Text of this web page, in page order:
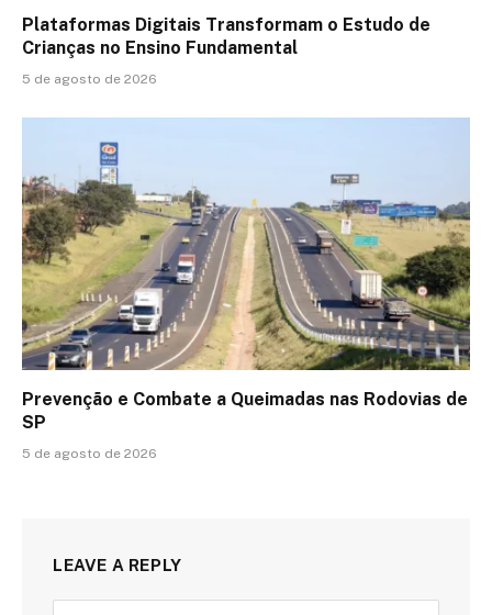
Plataformas Digitais Transformam o Estudo de
Crianças no Ensino Fundamental
5 de agosto de 2026
Prevenção e Combate a Queimadas nas Rodovias de
SP
5 de agosto de 2026
LEAVE A REPLY